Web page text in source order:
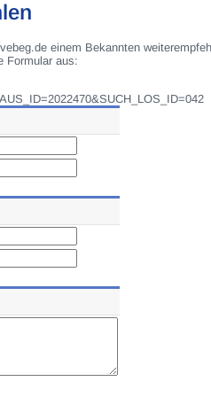
einem Bekannten
Formular aus: